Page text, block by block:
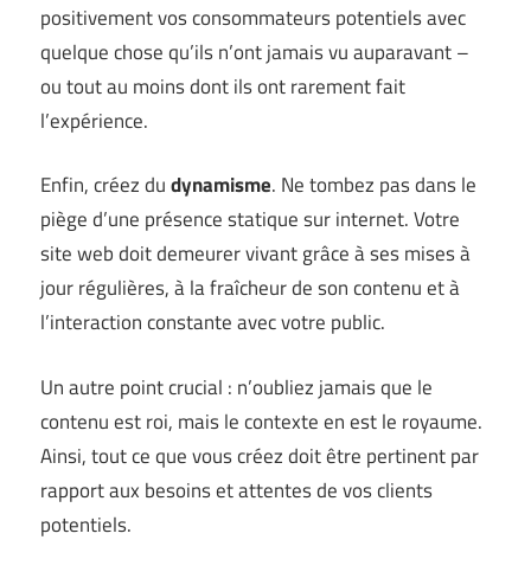
positivement vos consommateurs potentiels avec
quelque chose qu’ils n’ont jamais vu auparavant –
ou tout au moins dont ils ont rarement fait
l’expérience.
Enfin, créez dudynamisme. Ne tombez pas dans le
piège d’une présence statique sur internet. Votre
site web doit demeurer vivant grâce à ses mises à
jour régulières, à la fraîcheur de son contenu et à
l’interaction constante avec votre public.
Un autre point crucial : n’oubliez jamais que le
contenu est roi, mais le contexte en est le royaume.
Ainsi, tout ce que vous créez doit être pertinent par
rapport aux besoins et attentes de vos clients
potentiels.